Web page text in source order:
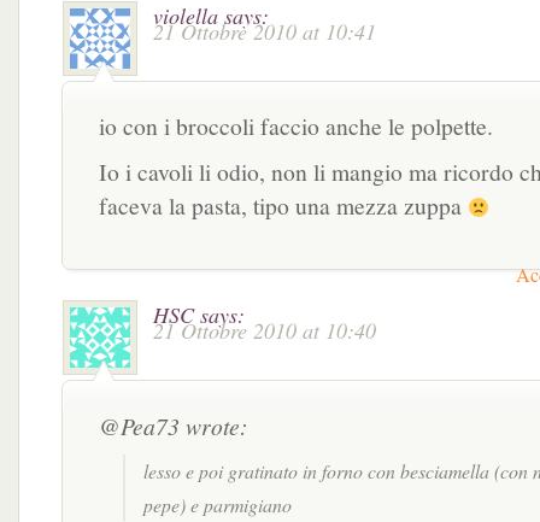
violella says:
21 Ottobre 2010 at 10:41
io con i broccoli faccio anche le polpette.
Io i cavoli li odio, non li mangio ma ricordo
faceva la pasta, tipo una mezza zuppa
HSC says:
21 Ottobre 2010 at 10:40
@Pea73 wrote:
lesso e poi gratinato in forno con besciamella (con
pepe) e parmigiano